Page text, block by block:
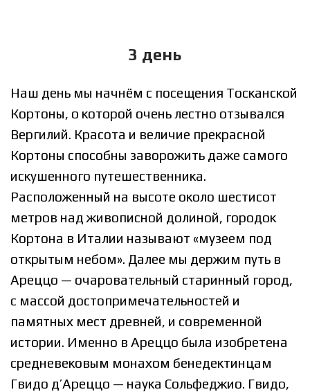
3 день
Наш день мы начнём с посещения Тосканской
Кортоны, о которой очень лестно отзывался
Вергилий. Красота и величие прекрасной
Кортоны способны заворожить даже самого
искушенного путешественника.
Расположенный на высоте около шестисот
метров над живописной долиной, городок
Кортона в Италии называют «музеем под
открытым небом». Далее мы держим путь в
Ареццо — очаровательный старинный город,
с массой достопримечательностей и
памятных мест древней, и современной
истории. Именно в Ареццо была изобретена
средневековым монахом бенедектинцам
Гвидо д’Ареццо — наука Сольфеджио. Гвидо,